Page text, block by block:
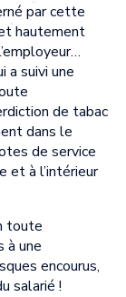
par cette
hautement
a suivi une
de tabac
dans le
de service
et à l’intérieur
toute
à une
encourus,
salarié !